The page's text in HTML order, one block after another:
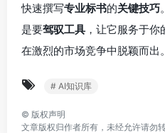
快速撰写专业标书的关键技巧
是要驾驭工具 ，让它服务于你
在激烈的市场竞争中脱颖而出。
# AI知识库
© 版权声明
文章版权归作者所有，未经允许请勿转